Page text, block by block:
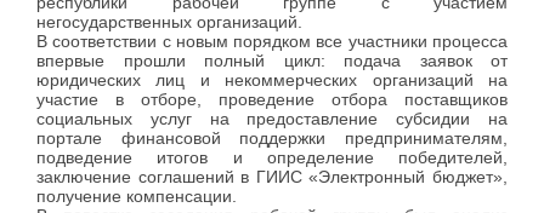
негосударственных организаций.
В соответствии с новым порядком все участники процесса
впервые прошли полный цикл: подача заявок от
юридических лиц и некоммерческих организаций на
участие в отборе, проведение отбора поставщиков
социальных услуг на предоставление субсидии на
портале финансовой поддержки предпринимателям,
подведение итогов и определение победителей,
заключение соглашений в ГИИС «Электронный бюджет»,
получение компенсации.